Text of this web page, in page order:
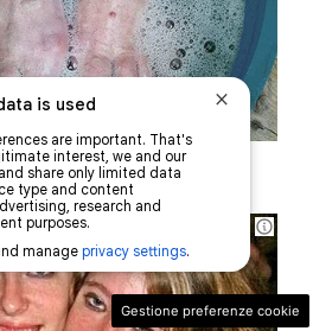
Gestione preferenze cookie